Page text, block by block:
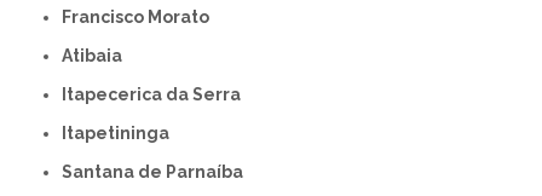
Francisco Morato
Atibaia
Itapecerica da Serra
Itapetininga
Santana de Parnaíba